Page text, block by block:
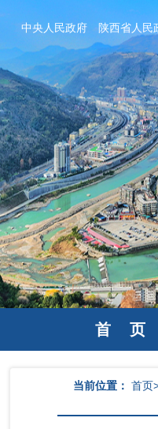
中央人民政府 陕西省人民
首 页
当前位置： 首页